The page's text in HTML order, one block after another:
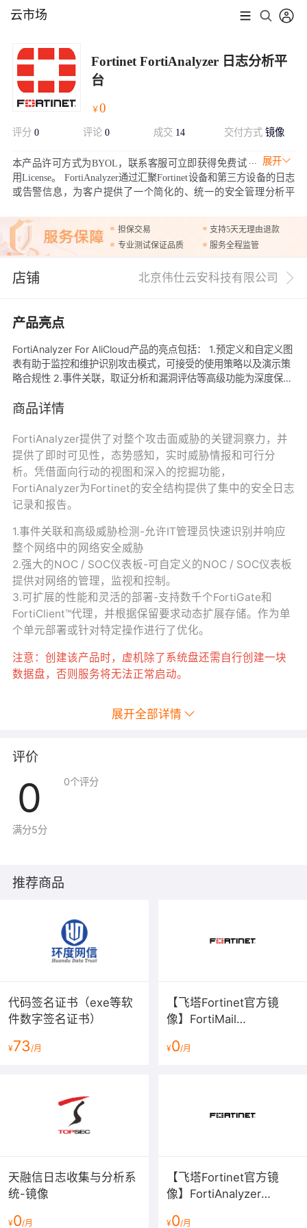
云市场
Fortinet FortiAnalyzer 日志分析平
台
￥0
评分 0 评论 0 成交 14 交付方式镜像
展开
本产品许可方式为BYOL，联系客服可立即获得免费试
用License。 FortiAnalyzer通过汇聚Fortinet设备和第三方设备的日志
或告警信息，为客户提供了一个简化的、统一的安全管理分析平
件，病毒，攻击，Web内容和电子邮件数据。通过对安全数据的挖
掘，用户可以确保系统的安全性和合规性。
担保交易
支持5天无理由退款
专业测试保证品质
服务全程监管
店铺 北京伟仕云安科技有限公司
产品亮点
FortiAnalyzer For AliCloud产品的亮点包括： 1.预定义和自定义图
表有助于监控和维护识别攻击模式，可接受的使用策略以及演示策
略合规性 2.事件关联，取证分析和漏洞评估等高级功能为深度保护
或分析器模式下运行，以优化日志处理。
商品详情
FortiAnalyzer提供了对整个攻击面威胁的关键洞察力，并
提供了即时可见性，态势感知，实时威胁情报和可行分
析。凭借面向行动的视图和深入的挖掘功能，
FortiAnalyzer为Fortinet的安全结构提供了集中的安全日志
记录和报告。
1.事件关联和高级威胁检测-允许IT管理员快速识别并响应
整个网络中的网络安全威胁
2.强大的NOC / SOC仪表板-可自定义的NOC / SOC仪表板
提供对网络的管理，监视和控制。
3.可扩展的性能和灵活的部署-支持数千个FortiGate和
FortiClient™代理，并根据保留要求动态扩展存储。作为单
个单元部署或针对特定操作进行了优化。
注意：创建该产品时，虚机除了系统盘还需自行创建一块
数据盘，否则服务将无法正常启动。
展开全部详情
评价
0
满分5分
0个评分
推荐商品
代码签名证书（exe等软
件数字签名证书）
¥73/月
【飞塔Fortinet官方镜
像】FortiMail
安全
¥0/月
天融信日志收集与分析系
统-镜像
¥0/月
【飞塔Fortinet官方镜
像】FortiAnalyzer
¥0/月